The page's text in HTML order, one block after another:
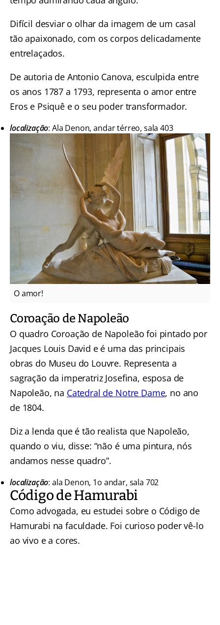
Difícil desviar o olhar da imagem de um casal
tão apaixonado, com os corpos delicadamente
entrelaçados.
De autoria de Antonio Canova, esculpida entre
os anos 1787 a 1793, representa o amor entre
Eros e Psiquê e o seu poder transformador.
localização: Ala Denon, andar térreo, sala 403
O amor!
Coroação de Napoleão
O quadro Coroação de Napoleão foi pintado por
Jacques Louis David e é uma das principais
obras do Museu do Louvre. Representa a
sagração da imperatriz Josefina, esposa de
Napoleão, na Catedral de Notre Dame, no ano
de 1804.
Diz a lenda que é tão realista que Napoleão,
quando o viu, disse: “não é uma pintura, nós
andamos nesse quadro”.
localização: ala Denon, 1o andar, sala 702
Código de Hamurabi
Como advogada, eu estudei sobre o Código de
Hamurabi na faculdade. Foi curioso poder vê-lo
ao vivo e a cores.